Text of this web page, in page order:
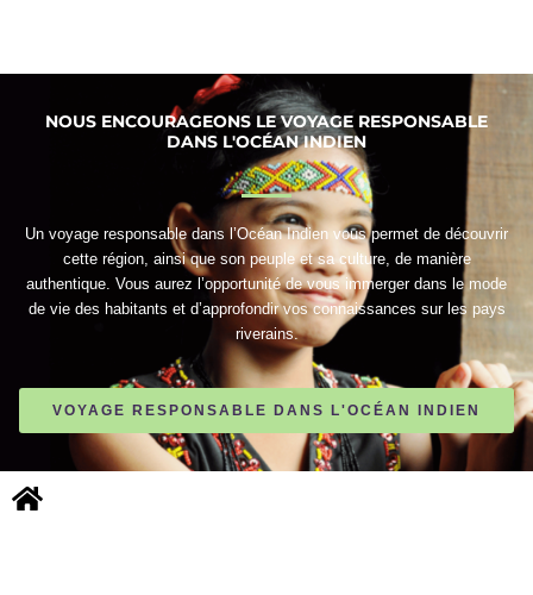
NOUS ENCOURAGEONS LE VOYAGE RESPONSABLE
DANS L'OCÉAN INDIEN
Un voyage responsable dans l’Océan Indien vous permet de découvrir
cette région, ainsi que son peuple et sa culture, de manière
authentique. Vous aurez l’opportunité de vous immerger dans le mode
de vie des habitants et d’approfondir vos connaissances sur les pays
riverains.
VOYAGE RESPONSABLE DANS L'OCÉAN INDIEN